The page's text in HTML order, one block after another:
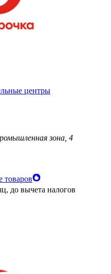
центры
зона, 4
товаров
до вычета налогов